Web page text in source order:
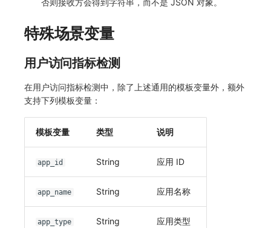
否则接收方会得到字符串，而不是 JSON 对象。
特殊场景变量
用户访问指标检测
在用户访问指标检测中，除了上述通用的模板变量外，额外
支持下列模板变量：
模板变量 类型 说明
app_id String 应用 ID
app_name String 应用名称
app_type String 应用类型